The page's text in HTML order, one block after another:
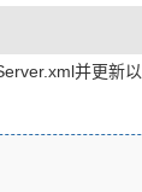
并更新